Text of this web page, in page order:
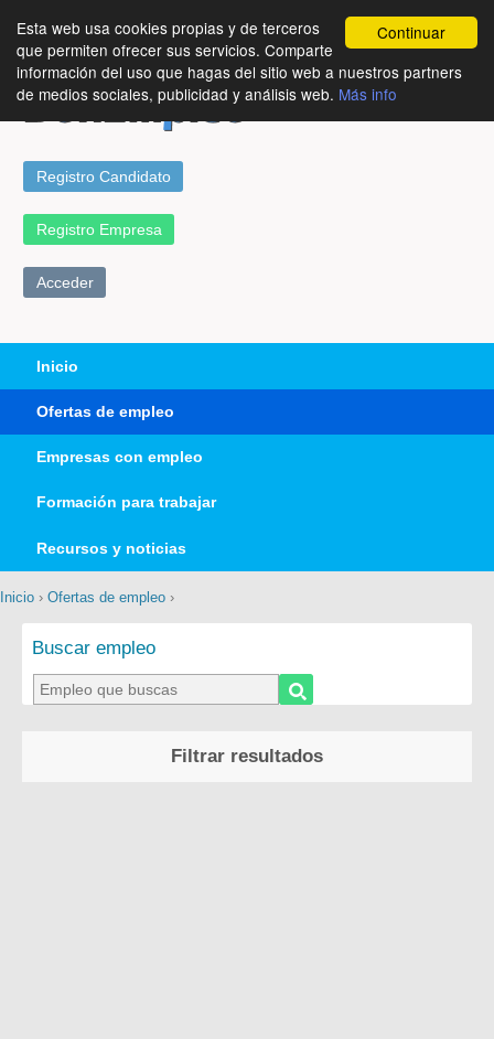
Continuar
Esta web usa cookies propias y de terceros
que permiten ofrecer sus servicios. Comparte
información del uso que hagas del sitio web a nuestros partners
de medios sociales, publicidad y análisis web. Más info
Registro Candidato
Registro Empresa
Acceder
Inicio
Ofertas de empleo
Empresas con empleo
Formación para trabajar
Recursos y noticias
Inicio › Ofertas de empleo ›
Buscar empleo
Filtrar resultados